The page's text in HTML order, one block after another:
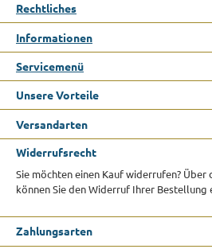
Rechtliches
Informationen
Servicemenü
Unsere Vorteile
Versandarten
Widerrufsrecht
Sie möchten einen Kauf widerrufen?
können Sie den Widerruf Ihrer
Zahlungsarten